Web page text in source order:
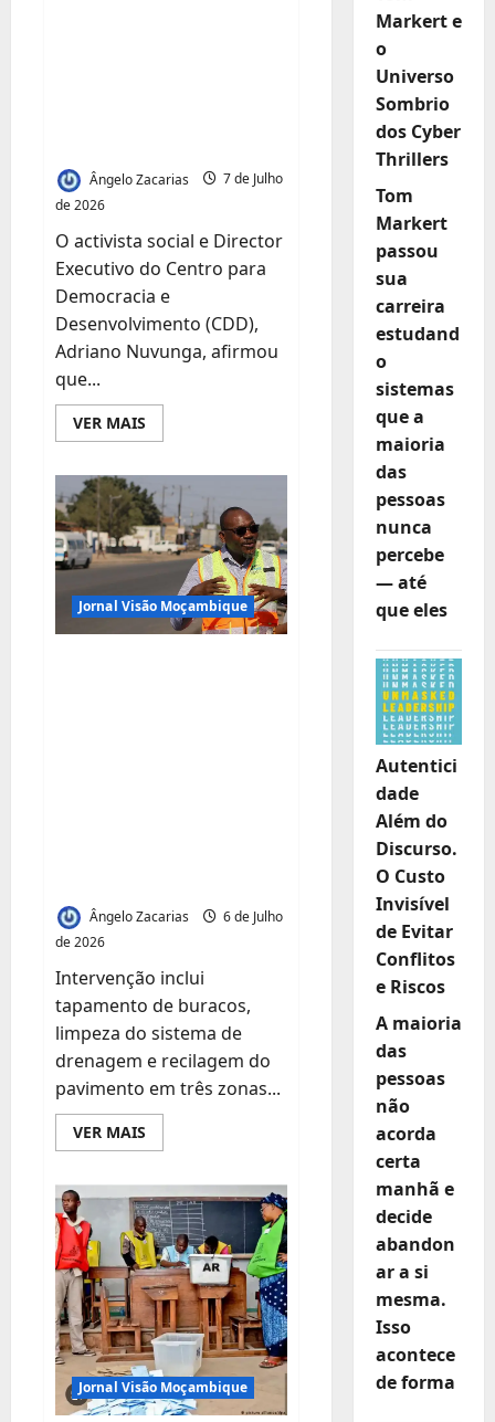
Ângelo Zacarias
7 de Julho
de 2026
O activista social e Director
Executivo do Centro para
Democracia e
Desenvolvimento (CDD),
Adriano Nuvunga, afirmou
que...
VER MAIS
mais
Nuvunga
acusa
Comissão
de
Gestão
de
conduzir
LAM
ao
declínio
e
Jornal Visão Moçambique
Ângelo Zacarias
6 de Julho
de 2026
Intervenção inclui
tapamento de buracos,
limpeza do sistema de
drenagem e recilagem do
pavimento em três zonas...
VER MAIS
mais
investe
60
milhões
de
meticais
em
obras
de
emergência
na
EN1
para
reduzir
congestionamentos
entre
Jornal Visão Moçambique
Markert e
o
Universo
Sombrio
dos Cyber
Thrillers
Tom
Markert
passou
sua
carreira
estudand
o
sistemas
que a
maioria
das
pessoas
nunca
percebe
— até
que eles
Autentici
dade
Além do
Discurso.
O Custo
Invisível
de Evitar
Conflitos
e Riscos
A maioria
das
pessoas
não
acorda
certa
manhã e
decide
abandon
ar a si
mesma.
Isso
acontece
de forma